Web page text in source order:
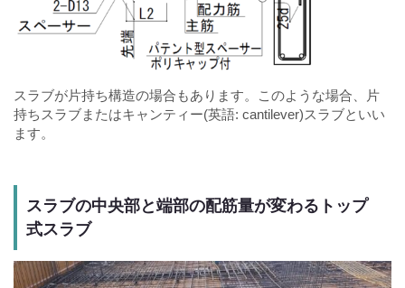
スラブが片持ち構造の場合もあります。このような場合、片
持ちスラブまたはキャンティー(英語: cantilever)スラブといい
ます。
スラブの中央部と端部の配筋量が変わるトップ
式スラブ